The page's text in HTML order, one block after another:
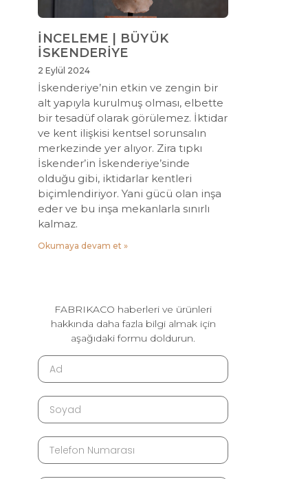
İNCELEME | BÜYÜK
İSKENDERİYE
2 Eylül 2024
İskenderiye’nin etkin ve zengin bir
alt yapıyla kurulmuş olması, elbette
bir tesadüf olarak görülemez. İktidar
ve kent ilişkisi kentsel sorunsalın
merkezinde yer alıyor. Zira tıpkı
İskender’in İskenderiye’sinde
olduğu gibi, iktidarlar kentleri
biçimlendiriyor. Yani gücü olan inşa
eder ve bu inşa mekanlarla sınırlı
kalmaz.
Okumaya devam et »
FABRIKACO haberleri ve ürünleri
hakkında daha fazla bilgi almak için
aşağıdaki formu doldurun.